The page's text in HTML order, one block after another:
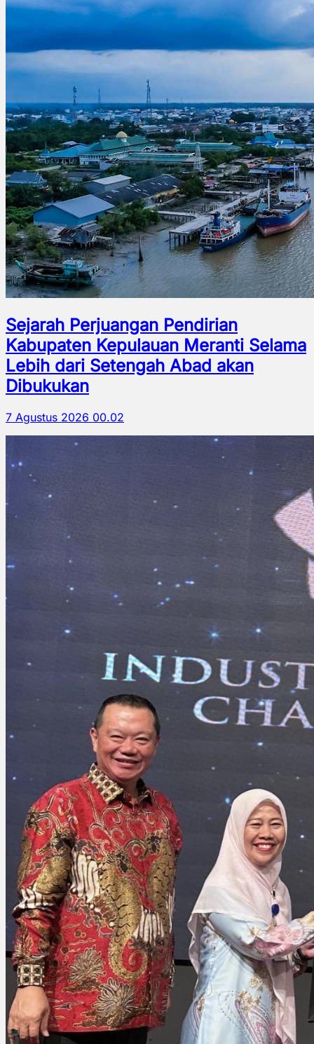
Sejarah Perjuangan Pendirian
Kabupaten Kepulauan Meranti Selama
Lebih dari Setengah Abad akan
Dibukukan
7 Agustus 2026 00.02